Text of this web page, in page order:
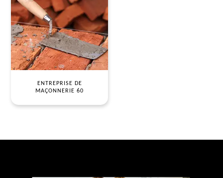
ENTREPRISE DE
MAÇONNERIE 60